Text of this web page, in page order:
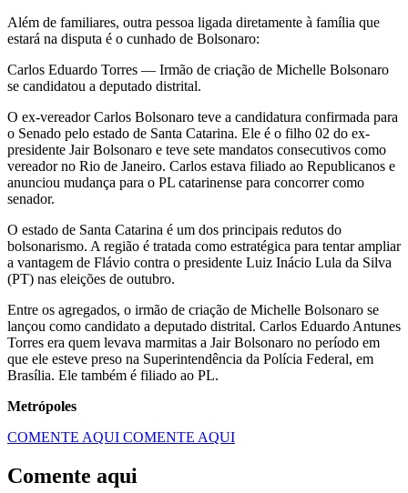
Além de familiares, outra pessoa ligada diretamente à família que
estará na disputa é o cunhado de Bolsonaro:
Carlos Eduardo Torres — Irmão de criação de Michelle Bolsonaro
se candidatou a deputado distrital.
O ex-vereador Carlos Bolsonaro teve a candidatura confirmada para
o Senado pelo estado de Santa Catarina. Ele é o filho 02 do ex-
presidente Jair Bolsonaro e teve sete mandatos consecutivos como
vereador no Rio de Janeiro. Carlos estava filiado ao Republicanos e
anunciou mudança para o PL catarinense para concorrer como
senador.
O estado de Santa Catarina é um dos principais redutos do
bolsonarismo. A região é tratada como estratégica para tentar ampliar
a vantagem de Flávio contra o presidente Luiz Inácio Lula da Silva
(PT) nas eleições de outubro.
Entre os agregados, o irmão de criação de Michelle Bolsonaro se
lançou como candidato a deputado distrital. Carlos Eduardo Antunes
Torres era quem levava marmitas a Jair Bolsonaro no período em
que ele esteve preso na Superintendência da Polícia Federal, em
Brasília. Ele também é filiado ao PL.
Metrópoles
COMENTE AQUI COMENTE AQUI
Comente aqui